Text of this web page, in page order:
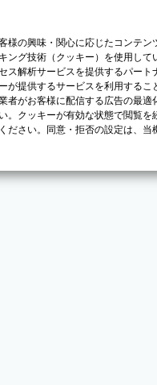
様の興味・関心に応じたコンテ
ング技術（クッキー）を使用し
ス解析サービスを提供するパー
が提供するサービスを利用する
者がお客様に配信する広告の最
。クッキーが有効な状態で閲覧
ださい。同意・拒否の設定は、当